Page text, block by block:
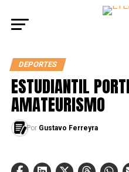
DEPORTES
ESTUDIANTIL
AMATEURISMO
Por Gustavo Ferreyra